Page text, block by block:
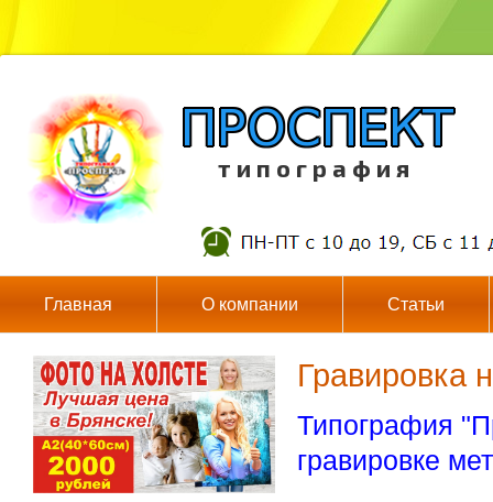
т и п о г р а ф и я
Главная О компании Статьи
Гравировка
Типография
гравировке